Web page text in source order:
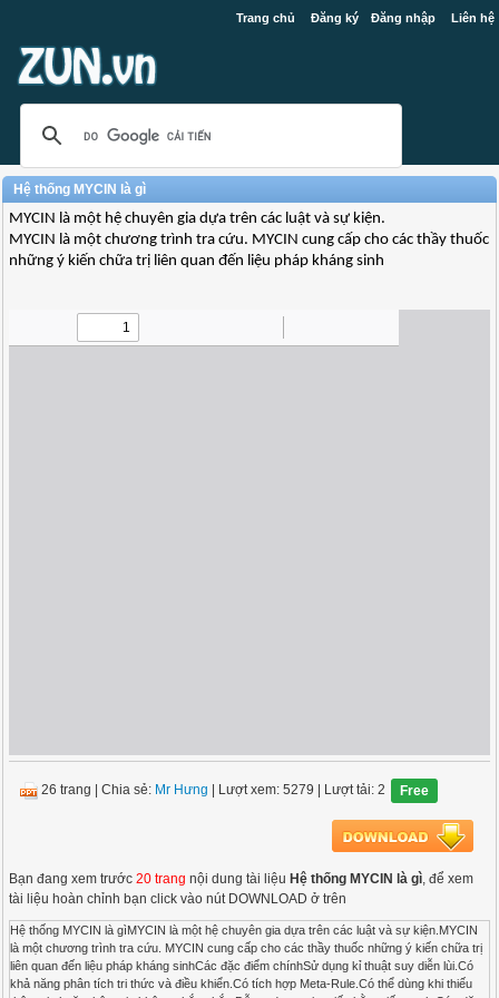
Trang chủ Đăng ký Đăng nhập Liên hệ
Hệ thống MYCIN là gì
MYCIN là một hệ chuyên gia dựa trên các luật và sự kiện.
MYCIN là một chương trình tra cứu. MYCIN cung cấp cho các thầy thuốc
những ý kiến chữa trị liên quan đến liệu pháp kháng sinh
26 trang |Chia sẻ: Mr Hưng | Lượt xem: 5279 | Lượt tải: 2 Free
Bạn đang xem trước20 trang nội dung tài liệu Hệ thống MYCIN là gì, để xem
tài liệu hoàn chỉnh bạn click vào nút DOWNLOAD ở trên
Hệ thống MYCIN là gìMYCIN là một hệ chuyên gia dựa trên các luật và sự kiện.MYCIN
là một chương trình tra cứu. MYCIN cung cấp cho các thầy thuốc những ý kiến chữa trị
liên quan đến liệu pháp kháng sinhCác đặc điểm chínhSử dụng kỉ thuật suy diễn lùi.Có
khả năng phân tích tri thức và điều khiển.Có tích hợp Meta-Rule.Có thể dùng khi thiếu